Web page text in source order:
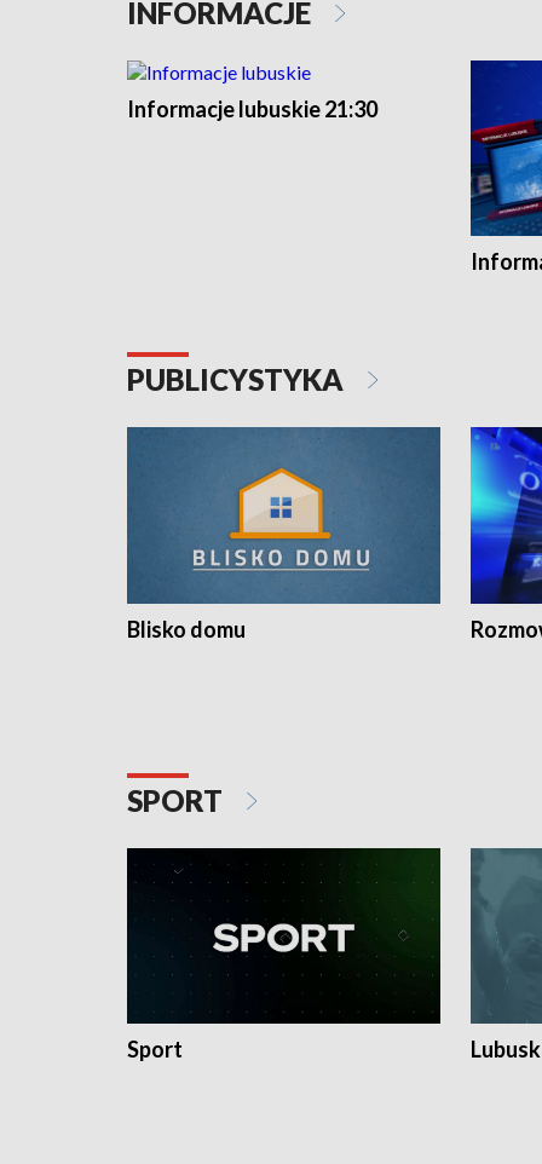
INFORMACJE
Informacje lubuskie 21:30
PUBLICYSTYKA
Blisko domu
SPORT
Sport